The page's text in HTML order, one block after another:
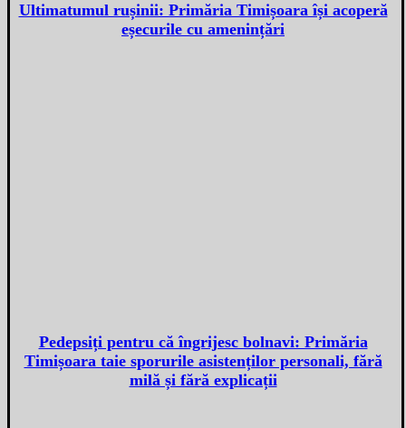
Ultimatumul rușinii: Primăria Timișoara își acoperă
eșecurile cu amenințări
Pedepsiți pentru că îngrijesc bolnavi: Primăria
Timișoara taie sporurile asistenților personali, fără
milă și fără explicații